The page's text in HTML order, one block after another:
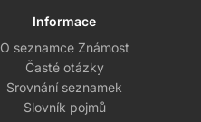
Informace
O seznamce Známost
Časté otázky
Srovnání seznamek
Slovník pojmů